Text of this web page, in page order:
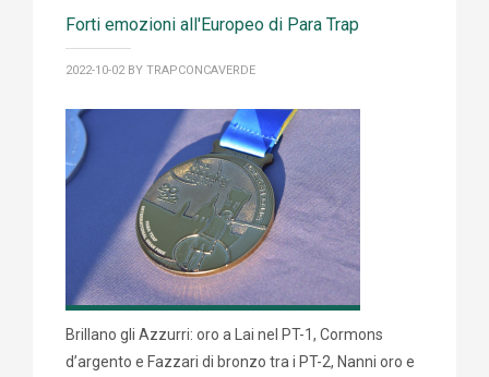
Forti emozioni all'Europeo di Para Trap
2022-10-02 BY TRAPCONCAVERDE
Brillano gli Azzurri: oro a Lai nel PT-1, Cormons
d’argento e Fazzari di bronzo tra i PT-2, Nanni oro e